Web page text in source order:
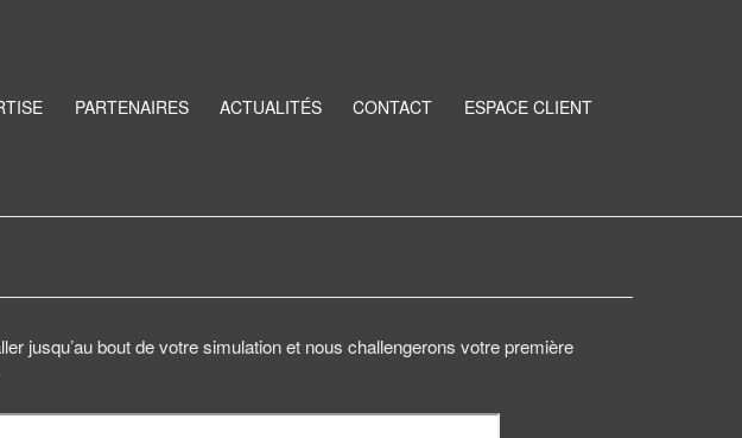
PARTENAIRES ACTUALITÉS CONTACT ESPACE CLIENT
jusqu’au bout de votre simulation et nous challengerons votre première